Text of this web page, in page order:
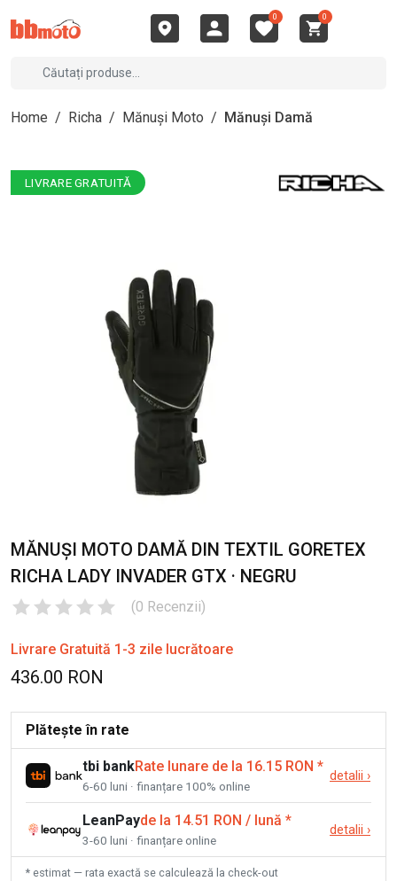
0 0
Home / Richa / Mănuși Moto / Mănuși Damă
LIVRARE GRATUITĂ
MĂNUȘI MOTO DAMĂ DIN TEXTIL GORETEX
RICHA LADY INVADER GTX · NEGRU
(0 Recenzii)
Livrare Gratuită 1-3 zile lucrătoare
436.00 RON
Plătește în rate
tbi bankRate lunare de la 16.15 RON *
6-60 luni · finanțare 100% online
detalii ›
LeanPayde la 14.51 RON / lună *
3-60 luni · finanțare online
detalii ›
* estimat — rata exactă se calculează la check-out